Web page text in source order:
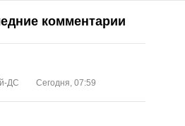
комментарии
ДС Сегодня, 07:59